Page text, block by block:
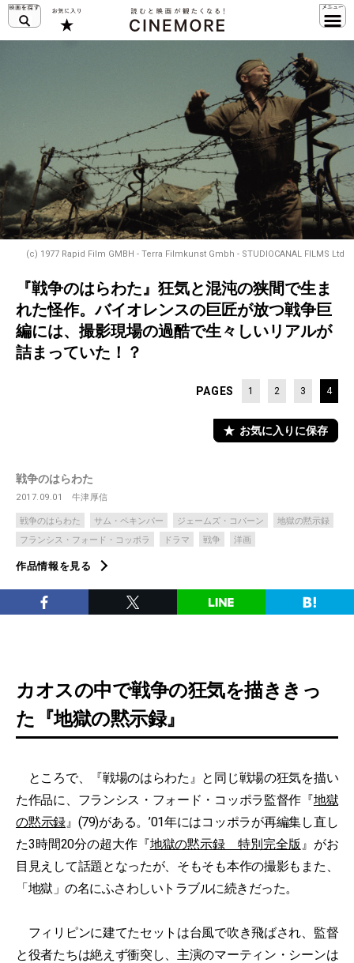
(c) 1977 Rapid Film GMBH - Terra Filmkunst Gmbh - STUDIOCANAL FILMS Ltd
『戦争のはらわた』狂気と混沌の狭間で生ま
れた怪作。バイオレンスの巨匠が放つ戦争巨
編には、撮影現場の過酷で生々しいリアルが
詰まっていた！？
PAGES 1 2 3 4
お気に入りに保存
戦争のはらわた
2017.09.01 牛津厚信
戦争のはらわた サム・ペキンパー ジェームズ・コバーン
地獄の黙示録
フランシス・フォード・コッポラ
ドラマ 戦争 洋画
作品情報を見る
カオスの中で戦争の狂気を描ききっ
た『地獄の黙示録』
ところで、『戦場のはらわた』と同じ戦場の狂気を描い
た作品に、フランシス・フォード・コッポラ監督作『地獄
の黙示録』(79)がある。’01年にはコッポラが再編集し直し
た3時間20分の超大作『地獄の黙示録 特別完全版 』がお
目見えして話題となったが、そもそも本作の撮影もまた、
「地獄」の名にふさわしいトラブルに続きだった。
フィリピンに建てたセットは台風で吹き飛ばされ、監督
と役者たちは絶えず衝突し、主演のマーティン・シーンは